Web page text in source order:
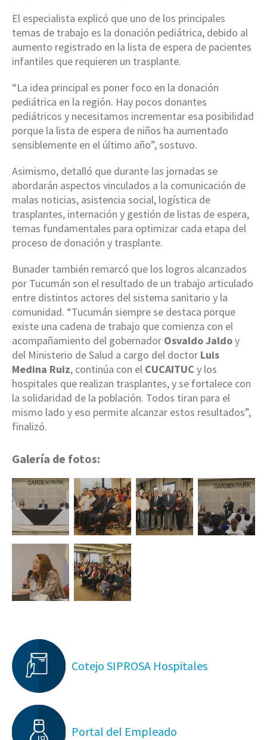
El especialista explicó que uno de los principales
temas de trabajo es la donación pediátrica, debido al
aumento registrado en la lista de espera de pacientes
infantiles que requieren un trasplante.
“La idea principal es poner foco en la donación
pediátrica en la región. Hay pocos donantes
pediátricos y necesitamos incrementar esa posibilidad
porque la lista de espera de niños ha aumentado
sensiblemente en el último año”, sostuvo.
Asimismo, detalló que durante las jornadas se
abordarán aspectos vinculados a la comunicación de
malas noticias, asistencia social, logística de
trasplantes, internación y gestión de listas de espera,
temas fundamentales para optimizar cada etapa del
proceso de donación y trasplante.
Bunader también remarcó que los logros alcanzados
por Tucumán son el resultado de un trabajo articulado
entre distintos actores del sistema sanitario y la
comunidad. “Tucumán siempre se destaca porque
existe una cadena de trabajo que comienza con el
acompañamiento del gobernador Osvaldo Jaldoy
del Ministerio de Salud a cargo del doctor Luis
Medina Ruiz, continúa con el CUCAITUC y los
hospitales que realizan trasplantes, y se fortalece con
la solidaridad de la población. Todos tiran para el
mismo lado y eso permite alcanzar estos resultados”,
finalizó.
Galería de fotos:
Cotejo SIPROSA Hospitales
Portal del Empleado